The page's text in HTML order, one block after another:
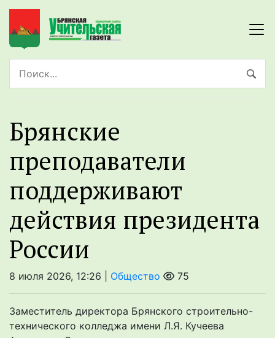
Брянские
преподаватели
поддерживают
действия президента
России
8 июля 2026, 12:26 | Общество 75
Заместитель директора Брянского строительно-
технического колледжа имени Л.Я. Кучеева